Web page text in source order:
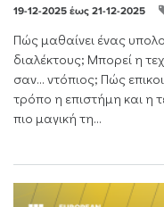
19-12-2025 έως 21-12-2025
Πώς μαθαίνει ένας
διαλέκτους; Μπορεί η
σαν… ντόπιος; Πώς
τρόπο η επιστήμη και η
πιο μαγική τη...